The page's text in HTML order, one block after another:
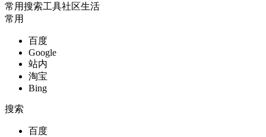
常用搜索工具社区生活
常用
百度
Google
站内
淘宝
Bing
搜索
百度